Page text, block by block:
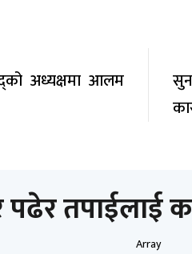
अध्यक्षमा आलम
तपाईलाई
Array